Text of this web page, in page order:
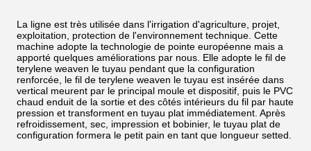
La ligne est très utilisée dans l'irrigation d'agriculture, projet,
exploitation, protection de l'environnement technique. Cette
machine adopte la technologie de pointe européenne mais a
apporté quelques améliorations par nous. Elle adopte le fil de
terylene weaven le tuyau pendant que la configuration
renforcée, le fil de terylene weaven le tuyau est insérée dans
vertical meurent par le principal moule et dispositif, puis le PVC
chaud enduit de la sortie et des côtés intérieurs du fil par haute
pression et transforment en tuyau plat immédiatement. Après
refroidissement, sec, impression et bobinier, le tuyau plat de
configuration formera le petit pain en tant que longueur setted.